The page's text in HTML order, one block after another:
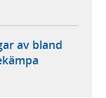
av bland